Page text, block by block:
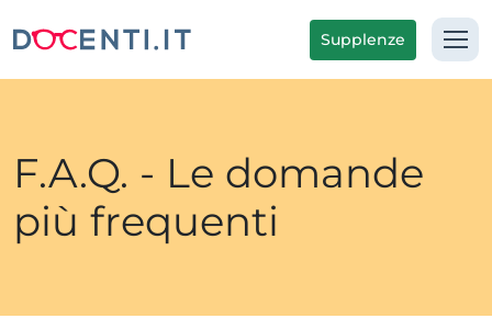
Supplenze
F.A.Q. - Le domande
più frequenti